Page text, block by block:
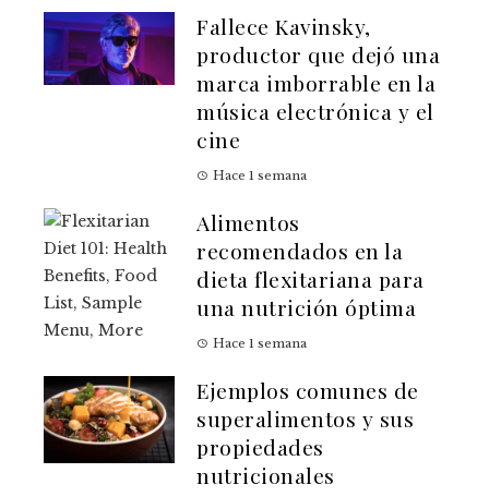
Fallece Kavinsky,
productor que dejó una
marca imborrable en la
música electrónica y el
cine
Hace 1 semana
Alimentos
recomendados en la
dieta flexitariana para
una nutrición óptima
Hace 1 semana
Ejemplos comunes de
superalimentos y sus
propiedades
nutricionales